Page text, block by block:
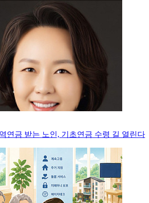
연금 받는 노인, 기초연금 수령 길 열린다